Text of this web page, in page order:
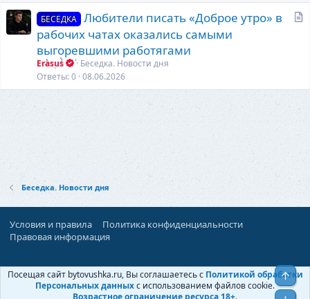
я
БЕСЕДКА
Любители писать «Доброе утро» в
рабочих чатах оказались самыми
выгоревшими работягами
Erasus
Беседка. Новости дня
Ответы 0 08.06.2026
Беседка. Новости дня
Условия и правила
Политика конфиденциальности
Правовая информация
При поддержке:«Ностальгист»
© Бытовушка, 2025-2026
Посещая сайт bytovushka.ru, Вы соглашаетесь с Политикой обработки
Персональных данныхс использованием файлов cookie.
Возрастное ограничение ресурса 18+.
Верх